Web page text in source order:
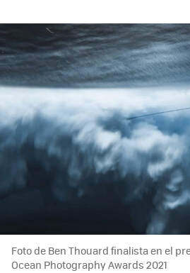
Foto de Ben Thouard finalista en el
Ocean Photography Awards 2021